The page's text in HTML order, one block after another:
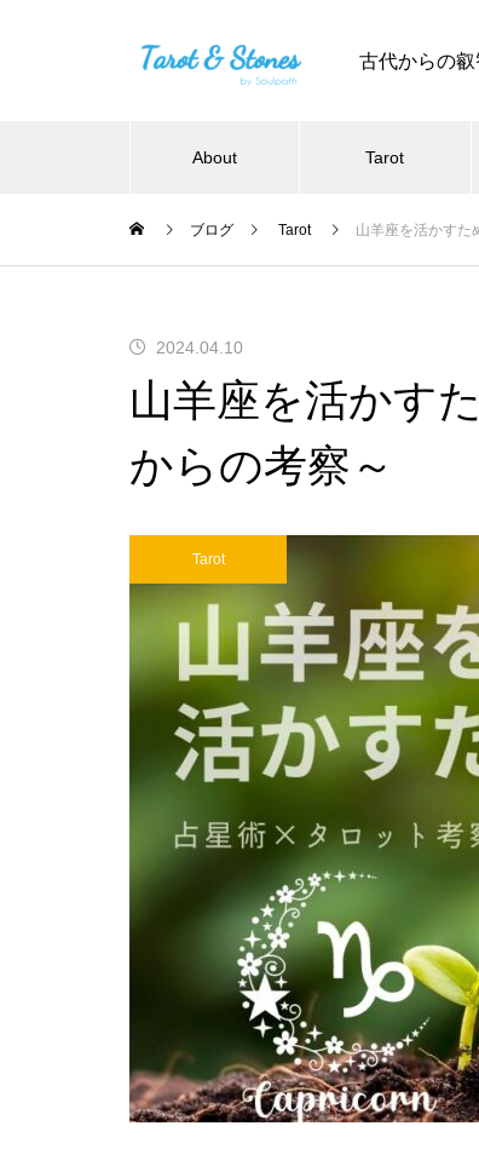
古代からの
About Tarot
ブログ Tarot 山羊座を活かす
2024.04.10
山羊座を活かす
からの考察～
Tarot